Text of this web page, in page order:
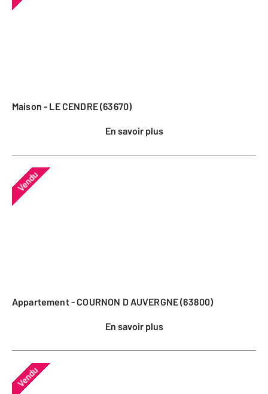
Maison - LE CENDRE (63670)
En savoir plus
Vendu
Appartement - COURNON D AUVERGNE (63800)
En savoir plus
Vendu